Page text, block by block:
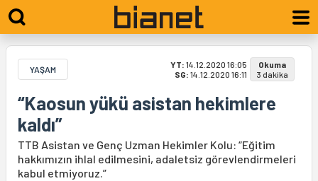
YAŞAM YT: 14.12.2020 16:05
SG: 14.12.2020 16:11
Okuma
3 dakika
“Kaosun yükü asistan hekimlere
kaldı”
TTB Asistan ve Genç Uzman Hekimler Kolu: “Eğitim
hakkımızın ihlal edilmesini, adaletsiz görevlendirmeleri
kabul etmiyoruz.”